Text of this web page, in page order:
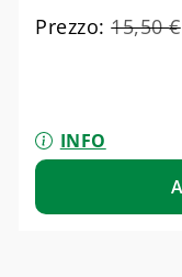
Prezzo:15,50€
INFO